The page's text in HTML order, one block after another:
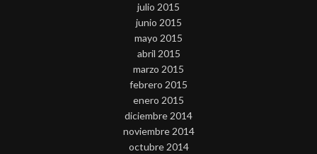
julio 2015
junio 2015
mayo 2015
abril 2015
marzo 2015
febrero 2015
enero 2015
diciembre 2014
noviembre 2014
octubre 2014